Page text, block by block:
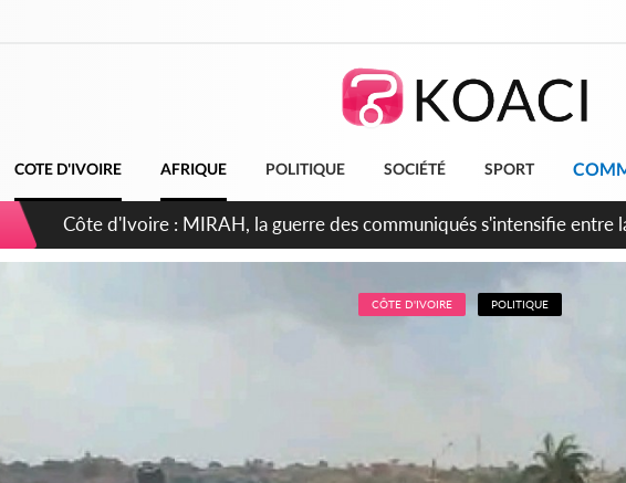
COTE D'IVOIRE AFRIQUE POLITIQUE SOCIÉTÉ SPORT
Côte d'Ivoire : Indépendance 2026, Thiam plaide pour un
CÔTE D'IVOIRE POLITIQUE